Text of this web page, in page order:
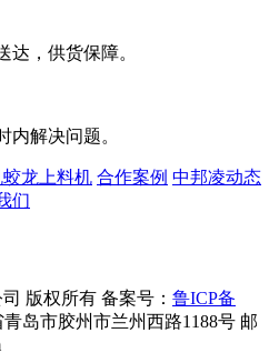
达，供货保障。
内解决问题。
蛟龙上料机 合作案例 中邦凌动态
们
版权所有 备案号： 鲁ICP备
岛市胶州市兰州西路1188号 邮